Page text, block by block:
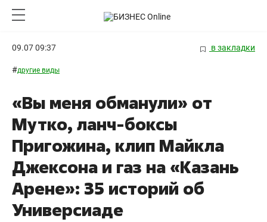
09.07 09:37 в закладки
#другие виды
«Вы меня обманули» от
Мутко, ланч-боксы
Пригожина, клип Майкла
Джексона и газ на «Казань
Арене»: 35 историй об
Универсиаде